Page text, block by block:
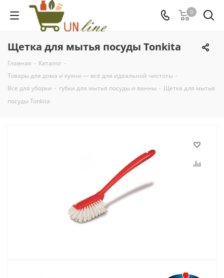
0
Щетка для мытья посуды Tonkita
Главная - Каталог -
Товары для дома и кухни — всё для идеальной чистоты -
Все для уборки - губки для мытья посуды и ванны - Щетка для мытья
посуды Tonkita